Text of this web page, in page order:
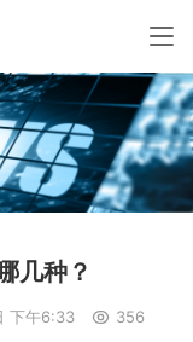
几种？
下午6:33 356